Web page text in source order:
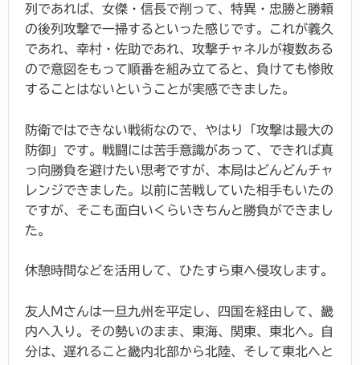
列であれば、女傑・信長で削って、特異・忠勝と勝頼
の後列攻撃で一掃するといった感じです。これが義久
であれ、幸村・佐助であれ、攻撃チャネルが複数ある
ので意図をもって順番を組み立てると、負けても惨敗
することはないということが実感できました。
防衛ではできない戦術なので、やはり「攻撃は最大の
防御」です。戦闘には苦手意識があって、できれば真
っ向勝負を避けたい思考ですが、本局はどんどんチャ
レンジできました。以前に苦戦していた相手もいたの
ですが、そこも面白いくらいきちんと勝負ができまし
た。
休憩時間などを活用して、ひたすら東へ侵攻します。
友人Mさんは一旦九州を平定し、四国を経由して、畿
内へ入り。その勢いのまま、東海、関東、東北へ。自
分は、遅れること畿内北部から北陸、そして東北へと